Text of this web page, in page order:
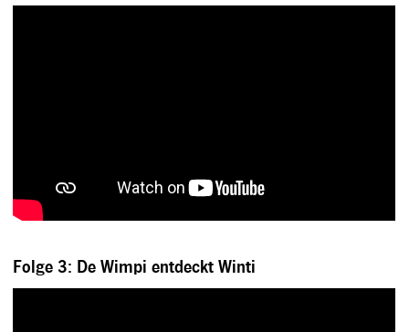
Folge 3: De Wimpi entdeckt Winti